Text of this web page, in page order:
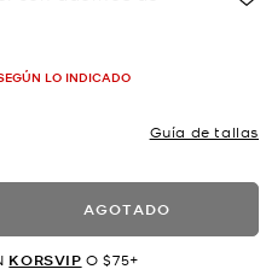
LO INDICADO
Guía de tallas
AGOTADO
KORSVIP O $75+